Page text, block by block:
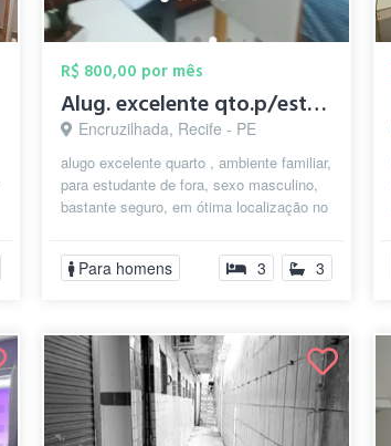
R$ 800,00 por mês
Alug. excelente qto.p/estudante de fora,...
Encruzilhada, Recife - PE
alugo excelente quarto , ambiente familiar,
para estudante de fora, sexo masculino,
bastante seguro, em ótima localização no
Para homens 3 3